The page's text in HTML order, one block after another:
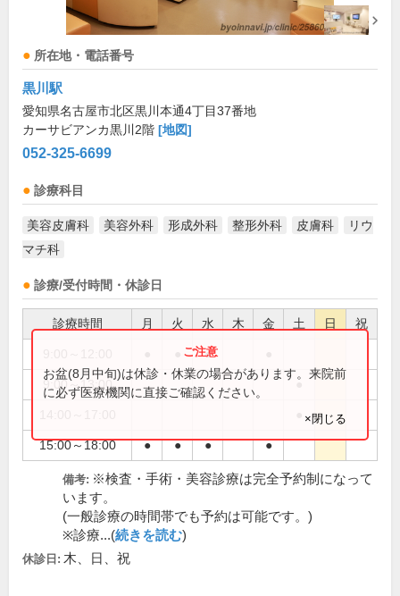
所在地・電話番号
黒川駅
愛知県名古屋市北区黒川本通4丁目37番地
カーサビアンカ黒川2階 [地図]
052-325-6699
診療科目
美容皮膚科 美容外科 形成外科 整形外科 皮膚科
リウ
マチ科
診療/受付時間・休診日
診療時間 月 火 水 木 金 土 日 祝
●
9:00～13:00 ●
15:00～18:00 ● ● ● ●
お盆(8月中旬)は休診・休業の場合があります。来院前
に必ず医療機関に直接ご確認ください。
×閉じる
備考: ※検査・手術・美容診療は完全予約制になって
います。
(一般診療の時間帯でも予約は可能です。)
※診療...(続きを読む)
休診日: 木、日、祝